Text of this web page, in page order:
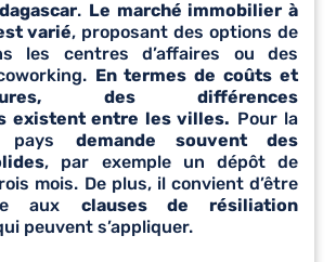
. Le marché immobilier à
varié, proposant des options de
les centres d’affaires ou des
En termes de coûts et
des différences
existent entre les villes. Pour la
pays demande souvent des
, par exemple un dépôt de
mois. De plus, il convient d’être
aux clauses de résiliation
peuvent s’appliquer.